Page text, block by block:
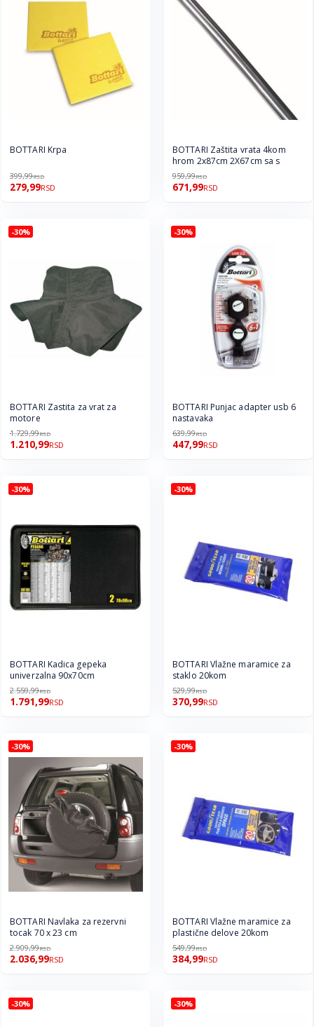
BOTTARI Krpa
399,99RSD
279,99RSD
BOTTARI Zaštita vrata 4kom
hrom 2x87cm 2X67cm sa s
959,99RSD
671,99RSD
-30%
BOTTARI Zastita za vrat za
motore
1.729,99RSD
1.210,99RSD
-30%
BOTTARI Punjac adapter usb 6
nastavaka
639,99RSD
447,99RSD
-30%
BOTTARI Kadica gepeka
univerzalna 90x70cm
2.559,99RSD
1.791,99RSD
-30%
BOTTARI Vlažne maramice za
staklo 20kom
529,99RSD
370,99RSD
-30%
BOTTARI Navlaka za rezervni
tocak 70 x 23 cm
2.909,99RSD
2.036,99RSD
-30%
BOTTARI Vlažne maramice za
plastične delove 20kom
549,99RSD
384,99RSD
-30% -30%